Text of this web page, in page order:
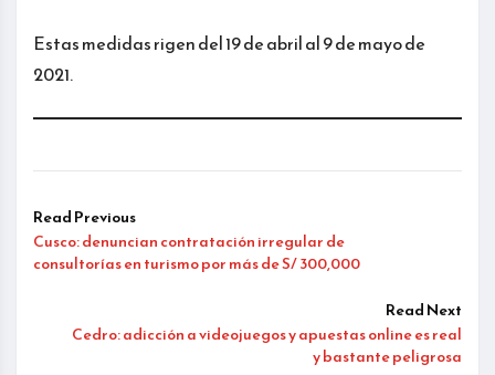
Estas medidas rigen del 19 de abril al 9 de mayo de
2021.
Read Previous
Cusco: denuncian contratación irregular de
consultorías en turismo por más de S/ 300,000
Read Next
Cedro: adicción a videojuegos y apuestas online es real
y bastante peligrosa